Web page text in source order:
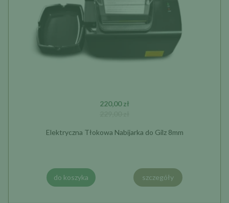
220,00 zł
Elektryczna Tłokowa Nabijarka do Gilz 8mm
do koszyka szczegóły